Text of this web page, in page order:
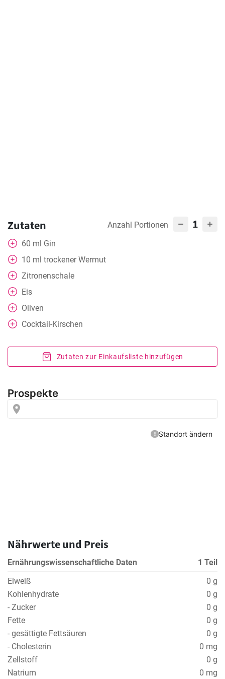
Zutaten Anzahl Portionen 1
60 ml Gin
10 ml trockener Wermut
Zitronenschale
Eis
Oliven
Cocktail-Kirschen
Zutaten zur Einkaufsliste hinzufügen
Nährwerte und Preis
Ernährungswissenschaftliche Daten
1 Teil
Eiweiß
0 g
Kohlenhydrate
0 g
- Zucker
0 g
Fette
0 g
- gesättigte Fettsäuren
0 g
- Cholesterin
0 mg
Zellstoff
0 g
Natrium
0 mg